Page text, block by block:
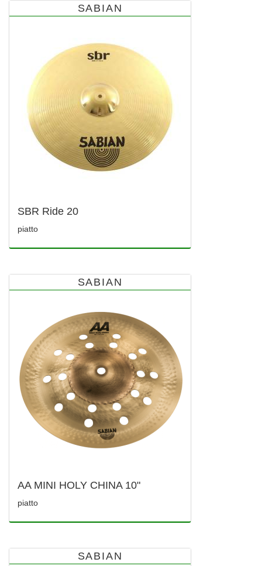
SABIAN
SBR Ride 20
piatto
SABIAN
AA MINI HOLY CHINA 10"
piatto
SABIAN